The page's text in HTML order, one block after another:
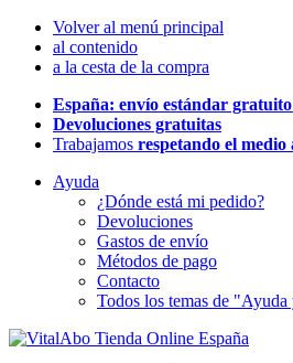
Volver al menú principal
al contenido
a la cesta de la compra
España: envío estándar gratuito
Devoluciones gratuitas
Trabajamos respetando el medio
Ayuda
¿Dónde está mi pedido?
Devoluciones
Gastos de envío
Métodos de pago
Contacto
Todos los temas de